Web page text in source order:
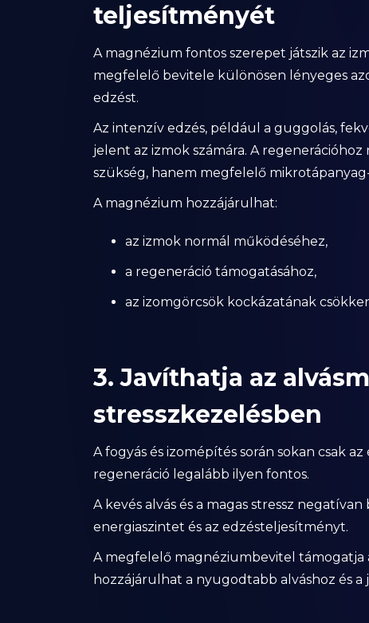
teljesítményét
A magnézium fontos szerepet játszik az
megfelelő bevitele különösen lényeges
edzést.
Az intenzív edzés, például a guggolás,
jelent az izmok számára. A
szükség, hanem megfelelő
A magnézium hozzájárulhat:
az izmok normál működéséhez,
a regeneráció támogatásához,
az izomgörcsök kockázatának
3. Javíthatja az
stresszkezelésben
A fogyás és izomépítés során sokan csak
regeneráció legalább ilyen fontos.
A kevés alvás és a magas stressz
energiaszintet és az edzésteljesítményt.
A megfelelő magnéziumbevitel támogatja
hozzájárulhat a nyugodtabb alváshoz és a